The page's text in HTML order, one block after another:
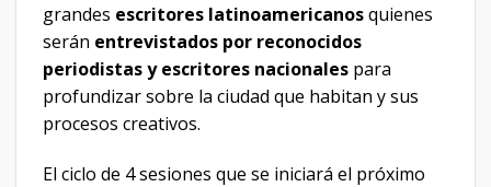
grandes escritores latinoamericanosquienes
serán entrevistados por reconocidos
periodistas y escritores nacionales para
profundizar sobre la ciudad que habitan y sus
procesos creativos.
El ciclo de 4 sesiones que se iniciará el próximo